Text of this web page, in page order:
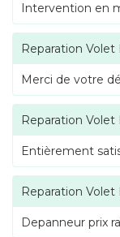
Intervention en
Reparation Volet
Merci de votre
Reparation Volet
Entièrement
Reparation Volet
Depanneur prix